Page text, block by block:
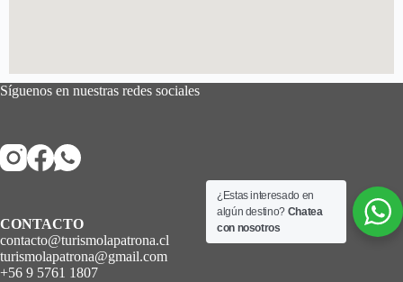
Síguenos en nuestras redes sociales
CONTACTO
contacto@turismolapatrona.cl
turismolapatrona@gmail.com
+56 9 5761 1807
¿Estas interesado en
algún destino? Chatea
con nosotros